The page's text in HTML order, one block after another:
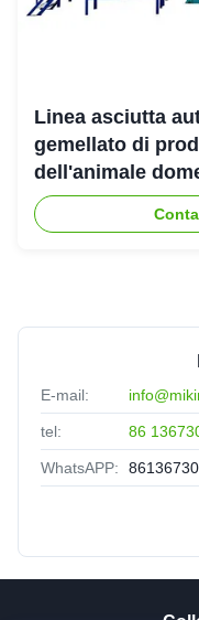
Linea asciutta
gemellato di
dell'animale
SLG70
parallelo
E-mail:
tel: 86
WhatsAPP: